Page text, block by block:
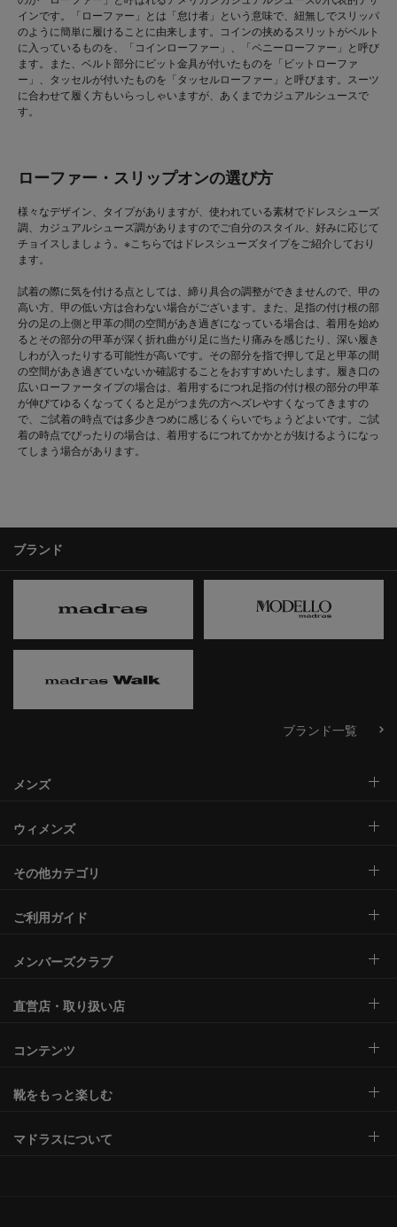
インです。「ローファー」とは「怠け者」という意味で、紐無しでスリッパ
のように簡単に履けることに由来します。コインの挟めるスリットがベルト
に入っているものを、「コインローファー」、「ペニーローファー」と呼び
ます。また、ベルト部分にビット金具が付いたものを「ビットローファ
ー」、タッセルが付いたものを「タッセルローファー」と呼びます。スーツ
に合わせて履く方もいらっしゃいますが、あくまでカジュアルシュースで
す。
ローファー・スリップオンの選び方
様々なデザイン、タイプがありますが、使われている素材でドレスシューズ
調、カジュアルシューズ調がありますのでご自分のスタイル、好みに応じて
チョイスしましょう。※こちらではドレスシューズタイプをご紹介しており
ます。
試着の際に気を付ける点としては、締り具合の調整ができませんので、甲の
高い方、甲の低い方は合わない場合がございます。また、足指の付け根の部
分の足の上側と甲革の間の空間があき過ぎになっている場合は、着用を始め
るとその部分の甲革が深く折れ曲がり足に当たり痛みを感じたり、深い履き
しわが入ったりする可能性が高いです。その部分を指で押して足と甲革の間
の空間があき過ぎていないか確認することをおすすめいたします。履き口の
広いローファータイプの場合は、着用するにつれ足指の付け根の部分の甲革
が伸びてゆるくなってくると足がつま先の方へズレやすくなってきますの
で、ご試着の時点では多少きつめに感じるくらいでちょうどよいです。ご試
着の時点でぴったりの場合は、着用するにつれてかかとが抜けるようになっ
てしまう場合があります。
ブランド
ブランド一覧
メンズ
ウィメンズ
その他カテゴリ
ご利用ガイド
メンバーズクラブ
直営店・取り扱い店
コンテンツ
靴をもっと楽しむ
マドラスについて